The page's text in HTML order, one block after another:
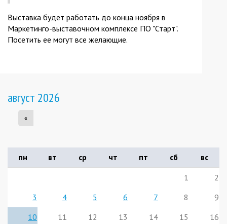
Выставка будет работать до конца ноября в
Маркетинго-выставочном комплексе ПО "Старт".
Посетить ее могут все желающие.
август 2026
«
пн вт ср чт пт сб
вс
1
2
3
4 5 6 7 8
9
10
11 12 13 14 15
16